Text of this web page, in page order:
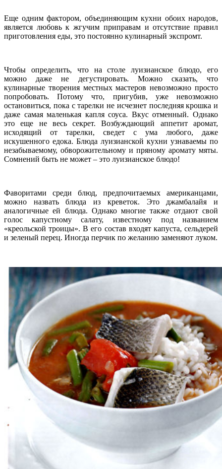
Еще одним фактором, объединяющим кухни обоих народов,
является любовь к жгучим приправам и отсутствие правил
приготовления еды, это постоянно кулинарный экспромт.
Чтобы определить, что на столе луизианское блюдо, его
можно даже не дегустировать. Можно сказать, что
кулинарные творения местных мастеров невозможно просто
попробовать. Потому что, пригубив, уже невозможно
остановиться, пока с тарелки не исчезнет последняя крошка и
даже самая маленькая капля соуса. Вкус отменный. Однако
это еще не весь секрет. Возбуждающий аппетит аромат,
исходящий от тарелки, сведет с ума любого, даже
искушенного едока. Блюда луизианской кухни узнаваемы по
незабываемому, обворожительному и пряному аромату мяты.
Сомнений быть не может – это луизианское блюдо!
Фаворитами среди блюд, предпочитаемых американцами,
можно назвать блюда из креветок. Это джамбалайя и
аналогичные ей блюда. Однако многие также отдают свой
голос капустному салату, известному под названием
«креольской троицы». В его состав входят капуста, сельдерей
и зеленый перец. Иногда перчик по желанию заменяют луком.